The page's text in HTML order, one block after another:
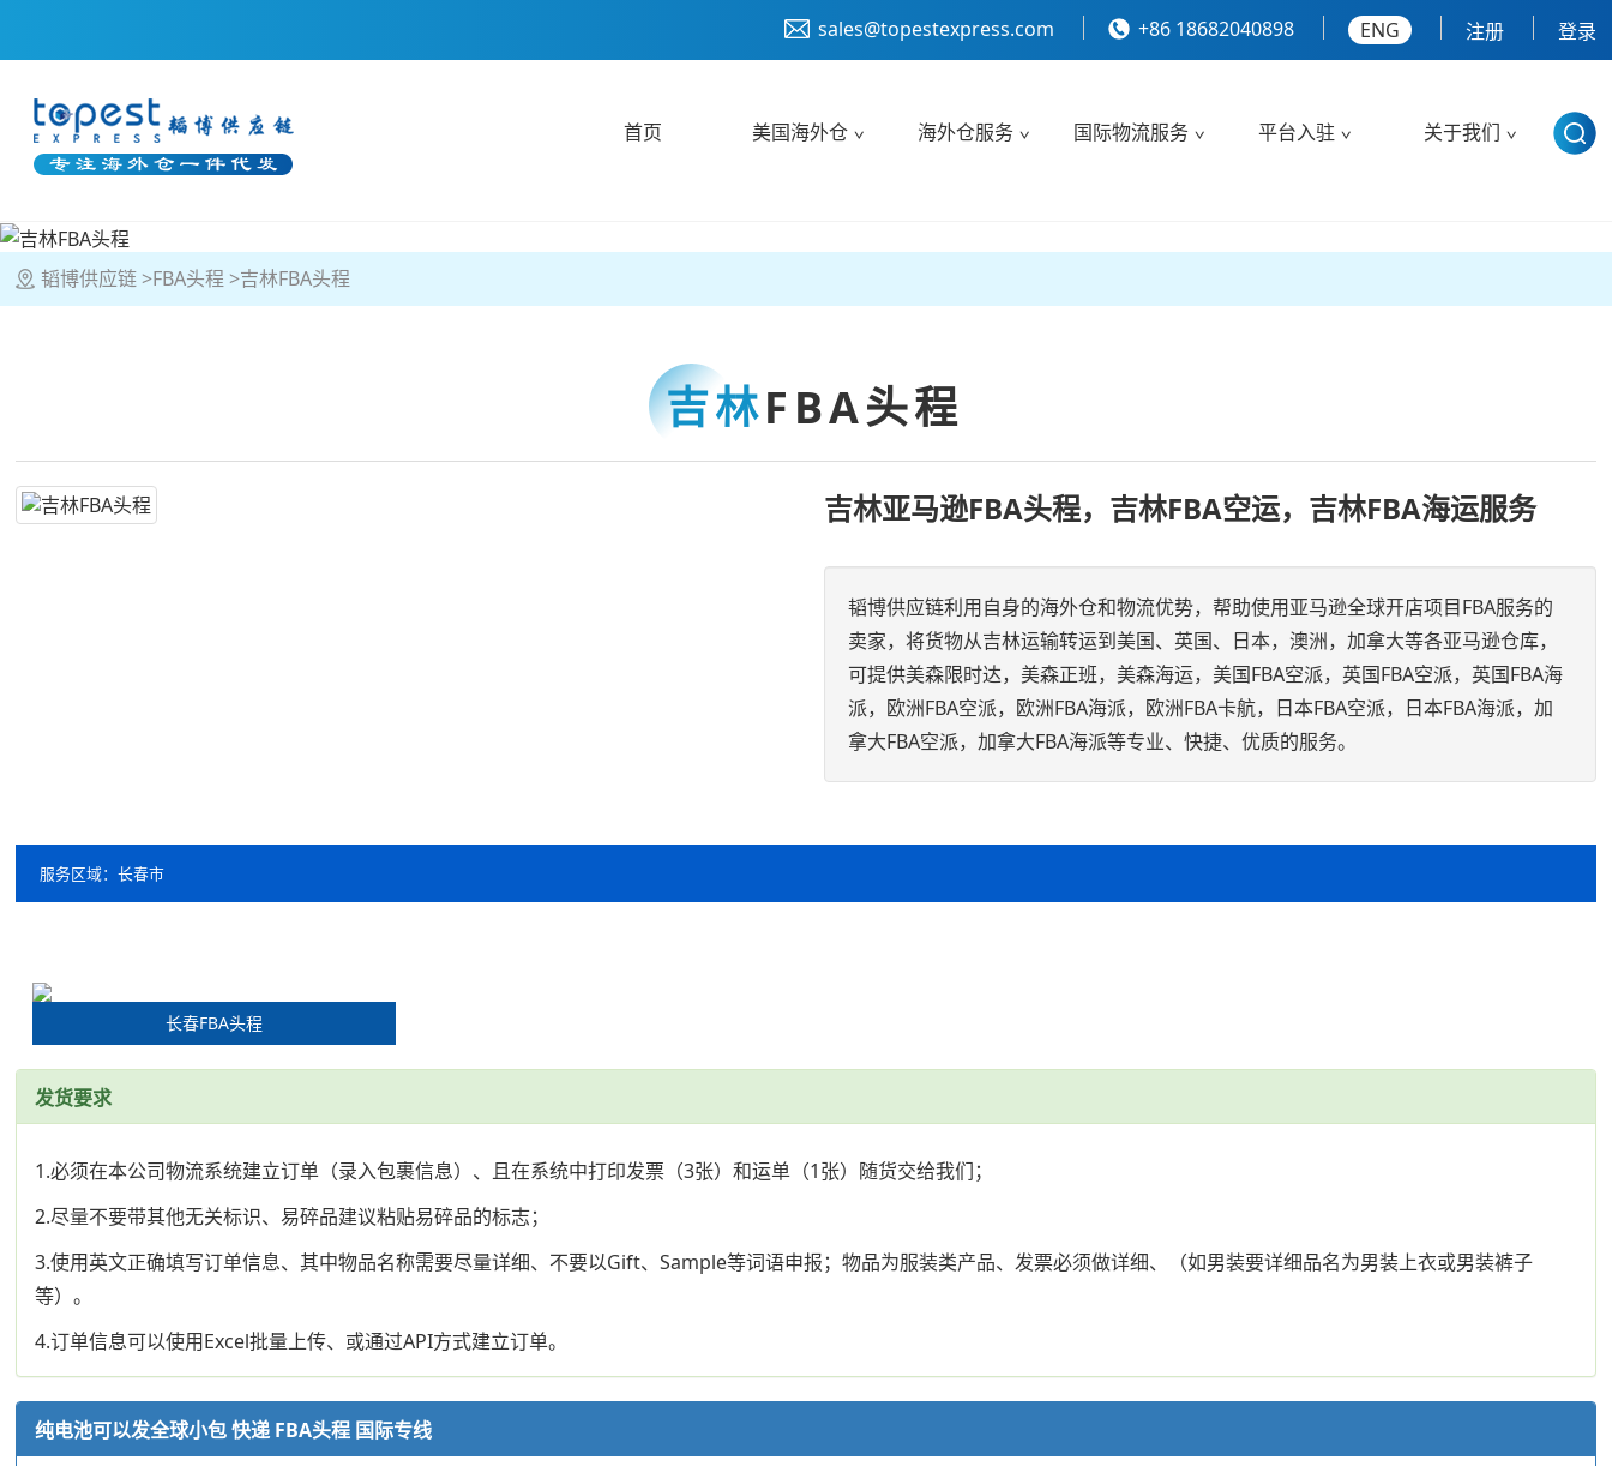
sales@topestexpress.com +86 18682040898 ENG 注册 登录
首页 美国海外仓 海外仓服务 国际物流服务 平台入驻 关于我们
韬博供应链 FBA头程 吉林FBA头程
吉林FBA头程
吉林亚马逊FBA头程，吉林FBA空运，吉林FBA海运服务
韬博供应链利用自身的海外仓和物流优势，帮助使用亚马逊全球开店项目FBA服务的
卖家，将货物从吉林运输转运到美国、英国、日本，澳洲，加拿大等各亚马逊仓库，
可提供美森限时达，美森正班，美森海运，美国FBA空派，英国FBA空派，英国FBA海
派，欧洲FBA空派，欧洲FBA海派，欧洲FBA卡航，日本FBA空派，日本FBA海派，加
拿大FBA空派，加拿大FBA海派等专业、快捷、优质的服务。
服务区域：长春市
长春FBA头程
发货要求
1.必须在本公司物流系统建立订单（录入包裹信息）、且在系统中打印发票（3张）和运单（1张）随货交给我们；
2.尽量不要带其他无关标识、易碎品建议粘贴易碎品的标志；
3.使用英文正确填写订单信息、其中物品名称需要尽量详细、不要以Gift、Sample等词语申报；物品为服装类产品、发票必须做详细、（如男装要详细品名为男装上衣或男装裤子
等）。
4.订单信息可以使用Excel批量上传、或通过API方式建立订单。
纯电池可以发全球小包 快递 FBA头程 国际专线